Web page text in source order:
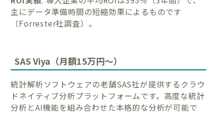
主にデータ準備時間の短縮効果によるものです
（Forrester社調査）。
SAS Viya（月額15万円～）
統計解析ソフトウェアの老舗SAS社が提供するクラウ
ドネイティブ分析プラットフォームです。高度な統計
分析とAI機能を組み合わせた本格的な分析が可能で